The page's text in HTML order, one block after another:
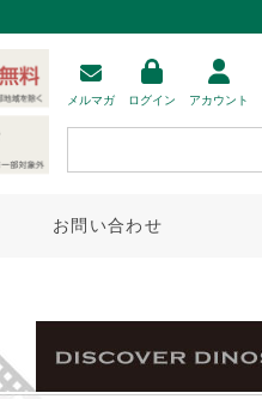
メルマガ ログイン アカウント
お問い合わせ